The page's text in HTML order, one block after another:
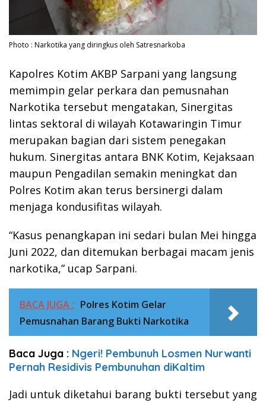
Photo : Narkotika yang diringkus oleh Satresnarkoba
Kapolres Kotim AKBP Sarpani yang langsung
memimpin gelar perkara dan pemusnahan
Narkotika tersebut mengatakan, Sinergitas
lintas sektoral di wilayah Kotawaringin Timur
merupakan bagian dari sistem penegakan
hukum. Sinergitas antara BNK Kotim, Kejaksaan
maupun Pengadilan semakin meningkat dan
Polres Kotim akan terus bersinergi dalam
menjaga kondusifitas wilayah.
“Kasus penangkapan ini sedari bulan Mei hingga
Juni 2022, dan ditemukan berbagai macam jenis
narkotika,” ucap Sarpani.
BACA JUGA : Polres Kotim Gelar
Pemusnahan Barang Bukti Narkotika
Baca Juga : Ngeri! Pembunuh Losmen Nurwanti
Pernah Residivis Pembunuhan diKaltim
Jadi untuk diketahui barang bukti tersebut yang